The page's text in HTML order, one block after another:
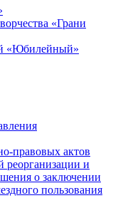
«Грани
«Юбилейный»
правовых актов
реорганизации и
о заключении
пользования